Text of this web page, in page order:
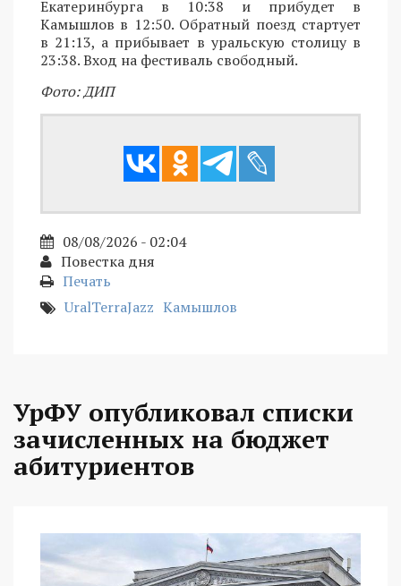
Екатеринбурга в 10:38 и прибудет в
Камышлов в 12:50. Обратный поезд стартует
в 21:13, а прибывает в уральскую столицу в
23:38. Вход на фестиваль свободный.
Фото: ДИП
08/08/2026 - 02:04
Повестка дня
Печать
UralTerraJazz Камышлов
УрФУ опубликовал списки
зачисленных на бюджет
абитуриентов